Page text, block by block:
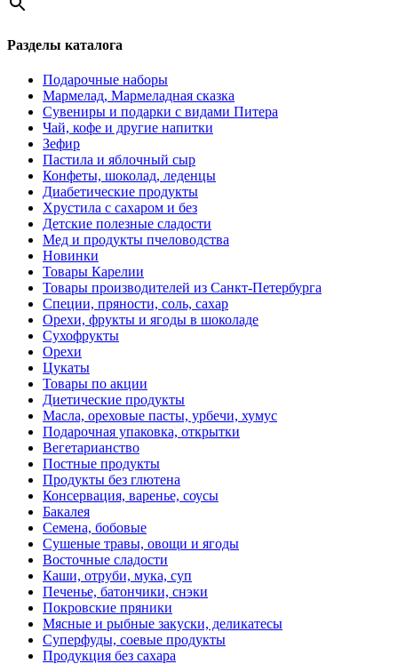
Разделы каталога
Подарочные наборы
Мармелад, Мармеладная сказка
Сувениры и подарки с видами Питера
Чай, кофе и другие напитки
Зефир
Пастила и яблочный сыр
Конфеты, шоколад, леденцы
Диабетические продукты
Хрустила с сахаром и без
Детские полезные сладости
Мед и продукты пчеловодства
Новинки
Товары Карелии
Товары производителей из Санкт-Петербурга
Специи, пряности, соль, сахар
Орехи, фрукты и ягоды в шоколаде
Сухофрукты
Орехи
Цукаты
Товары по акции
Диетические продукты
Масла, ореховые пасты, урбечи, хумус
Подарочная упаковка, открытки
Вегетарианство
Постные продукты
Продукты без глютена
Консервация, варенье, соусы
Бакалея
Семена, бобовые
Сушеные травы, овощи и ягоды
Восточные сладости
Каши, отруби, мука, суп
Печенье, батончики, снэки
Покровские пряники
Мясные и рыбные закуски, деликатесы
Суперфуды, соевые продукты
Продукция без сахара